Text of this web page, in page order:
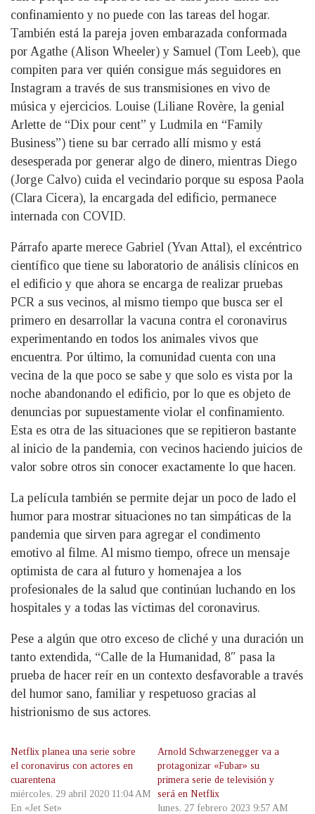
confinamiento y no puede con las tareas del hogar.
También está la pareja joven embarazada conformada
por Agathe (Alison Wheeler) y Samuel (Tom Leeb), que
compiten para ver quién consigue más seguidores en
Instagram a través de sus transmisiones en vivo de
música y ejercicios. Louise (Liliane Rovère, la genial
Arlette de “Dix pour cent” y Ludmila en “Family
Business”) tiene su bar cerrado allí mismo y está
desesperada por generar algo de dinero, mientras Diego
(Jorge Calvo) cuida el vecindario porque su esposa Paola
(Clara Cicera), la encargada del edificio, permanece
internada con COVID.
Párrafo aparte merece Gabriel (Yvan Attal), el excéntrico
científico que tiene su laboratorio de análisis clínicos en
el edificio y que ahora se encarga de realizar pruebas
PCR a sus vecinos, al mismo tiempo que busca ser el
primero en desarrollar la vacuna contra el coronavirus
experimentando en todos los animales vivos que
encuentra. Por último, la comunidad cuenta con una
vecina de la que poco se sabe y que solo es vista por la
noche abandonando el edificio, por lo que es objeto de
denuncias por supuestamente violar el confinamiento.
Esta es otra de las situaciones que se repitieron bastante
al inicio de la pandemia, con vecinos haciendo juicios de
valor sobre otros sin conocer exactamente lo que hacen.
La película también se permite dejar un poco de lado el
humor para mostrar situaciones no tan simpáticas de la
pandemia que sirven para agregar el condimento
emotivo al filme. Al mismo tiempo, ofrece un mensaje
optimista de cara al futuro y homenajea a los
profesionales de la salud que continúan luchando en los
hospitales y a todas las víctimas del coronavirus.
Pese a algún que otro exceso de cliché y una duración un
tanto extendida, “Calle de la Humanidad, 8″ pasa la
prueba de hacer reír en un contexto desfavorable a través
del humor sano, familiar y respetuoso gracias al
histrionismo de sus actores.
Netflix planea una serie sobre
el coronavirus con actores en
cuarentena
miércoles, 29 abril 2020 11:04 AM
En «Jet Set»
Arnold Schwarzenegger va a
protagonizar «Fubar» su
primera serie de televisión y
será en Netflix
lunes, 27 febrero 2023 9:57 AM